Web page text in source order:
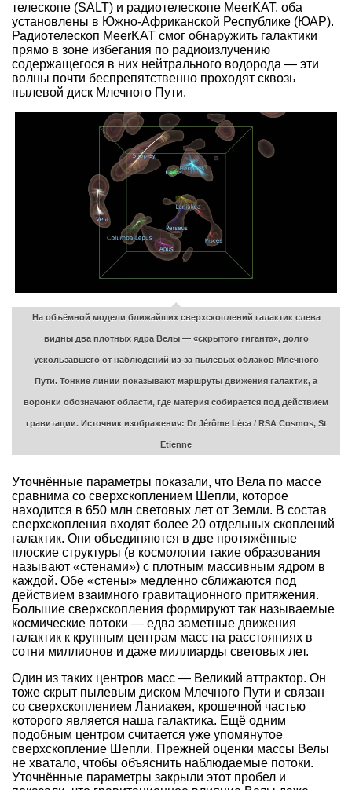
телескопе (SALT) и радиотелескопе MeerKAT, оба
установлены в Южно-Африканской Республике (ЮАР).
Радиотелескоп MeerKAT смог обнаружить галактики
прямо в зоне избегания по радиоизлучению
содержащегося в них нейтрального водорода — эти
волны почти беспрепятственно проходят сквозь
пылевой диск Млечного Пути.
На объёмной модели ближайших сверхскоплений галактик слева
видны два плотных ядра Велы — «скрытого гиганта», долго
ускользавшего от наблюдений из-за пылевых облаков Млечного
Пути. Тонкие линии показывают маршруты движения галактик, а
воронки обозначают области, где материя собирается под действием
гравитации. Источник изображения: Dr Jérôme Léca / RSA Cosmos, St
Etienne
Уточнённые параметры показали, что Вела по массе
сравнима со сверхскоплением Шепли, которое
находится в 650 млн световых лет от Земли. В состав
сверхскопления входят более 20 отдельных скоплений
галактик. Они объединяются в две протяжённые
плоские структуры (в космологии такие образования
называют «стенами») с плотным массивным ядром в
каждой. Обе «стены» медленно сближаются под
действием взаимного гравитационного притяжения.
Большие сверхскопления формируют так называемые
космические потоки — едва заметные движения
галактик к крупным центрам масс на расстояниях в
сотни миллионов и даже миллиарды световых лет.
Один из таких центров масс — Великий аттрактор. Он
тоже скрыт пылевым диском Млечного Пути и связан
со сверхскоплением Ланиакея, крошечной частью
которого является наша галактика. Ещё одним
подобным центром считается уже упомянутое
сверхскопление Шепли. Прежней оценки массы Велы
не хватало, чтобы объяснить наблюдаемые потоки.
Уточнённые параметры закрыли этот пробел и